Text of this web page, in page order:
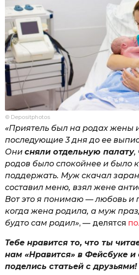
© Depositphotos
«Приятель был на родах жены
последующие 3 дня до ее
Они сняли отдельную палату,
родов было спокойнее и было
поддержать. Муж скачал
составил меню, взял жене
Вот это я понимаю — любовь и
когда жена родила, а муж
будто сам родил», — делятся
Тебе нравится то, что ты
нам «Нравится» в Фейсбуке и
поделись статьей с друзьями!